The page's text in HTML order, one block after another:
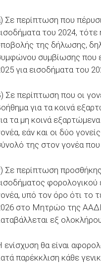
Σε περίπτωση που
του 2024,
της δήλωσης,
συμβίωσης που
για εισοδήματα του
Σε περίπτωση που οι
για τα κοινά
τα μη κοινά
εάν και οι δύο
της στον γονέα
Σε περίπτωση
φορολογικού
υπό τον όρο ότι το
στο Μητρώο της
εξ
ενίσχυση θα είναι
παρέκκλιση κάθε